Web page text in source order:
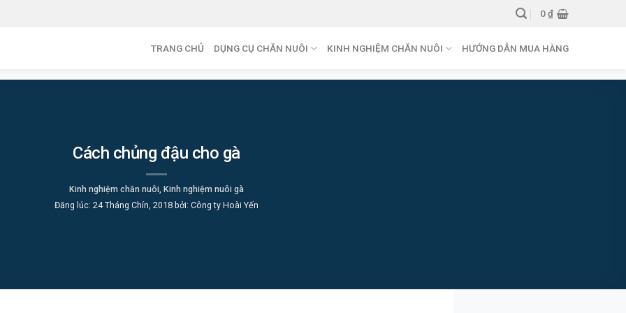
0₫
TRANG CHỦ DỤNG CỤ CHĂN NUÔI KINH NGHIỆM CHĂN NUÔI HƯỚNG DẪN MUA HÀNG
Cách chủng đậu cho gà
Kinh nghiệm chăn nuôi, Kinh nghiệm nuôi gà
Đăng lúc: 24 Tháng Chín, 2018 bởi: Công ty Hoài Yến